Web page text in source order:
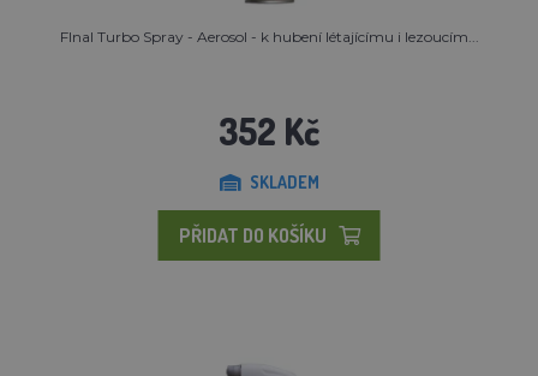
FInal Turbo Spray - Aerosol - k hubení létajícímu i lezoucím...
352 Kč
SKLADEM
PŘIDAT DO KOŠÍKU